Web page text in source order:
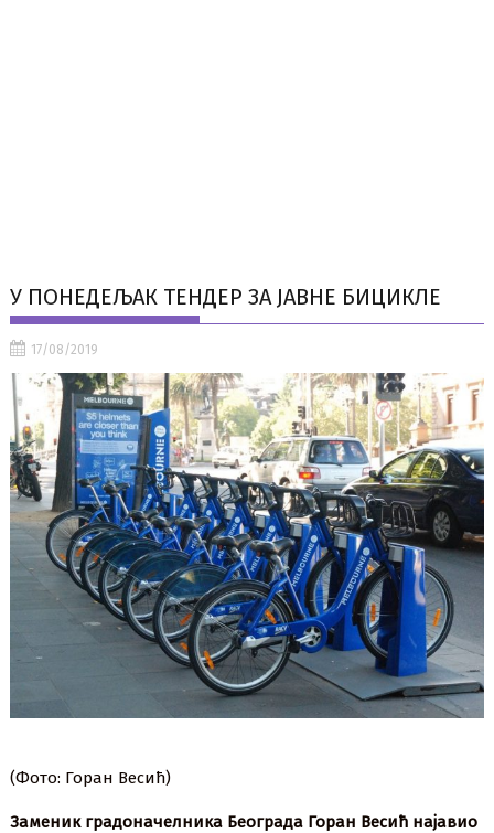
У ПОНЕДЕЉАК ТЕНДЕР ЗА ЈАВНЕ БИЦИКЛЕ
17/08/2019
(Фото: Горан Весић)
Заменик градоначелника Београда Горан Весић најавио